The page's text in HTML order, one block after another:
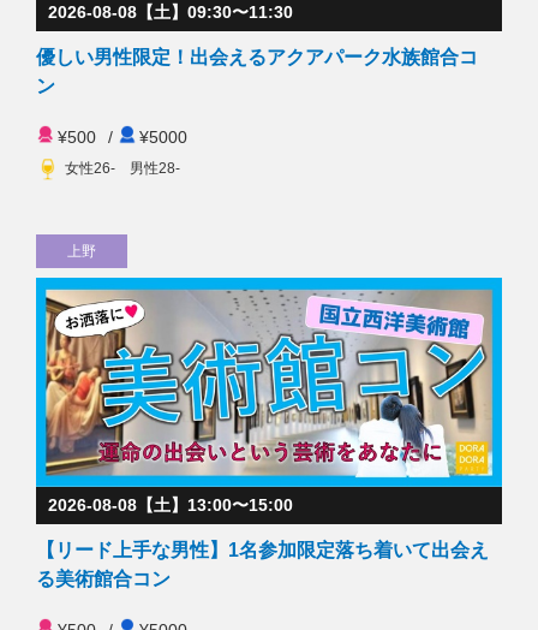
2026-08-08【土】09:30〜11:30
優しい男性限定！出会えるアクアパーク水族館合コ
ン
¥500 / ¥5000
女性26- 男性28-
上野
2026-08-08【土】13:00〜15:00
【リード上手な男性】1名参加限定落ち着いて出会え
る美術館合コン